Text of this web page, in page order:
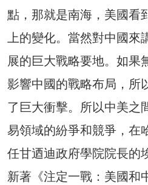
點，那就是南海，美國看
上的變化。當然對中國來
展的巨大戰略要地。如果
影響中國的戰略布局，所
了巨大衝擊。所以中美之
易領域的紛爭和競爭，在
任甘迺迪政府學院院長的
新著《注定一戰：美國和